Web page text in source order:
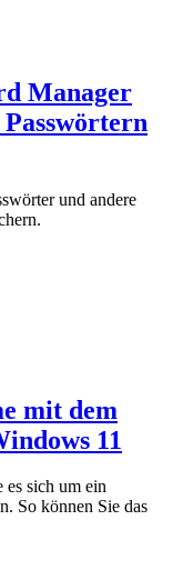
Manager
und andere
mit dem
11
sich um ein
So können Sie das